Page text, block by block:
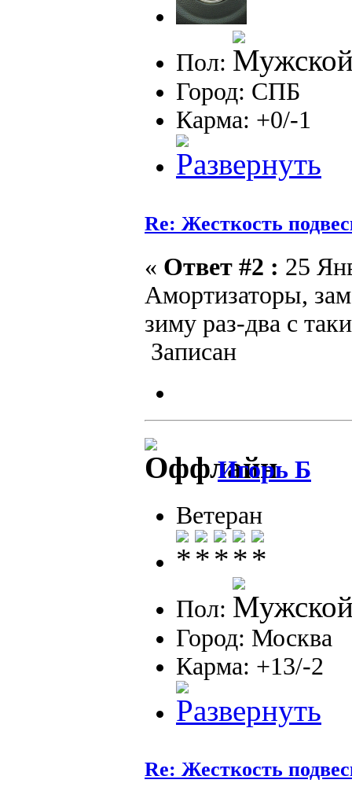
Пол:
Город: СПБ
Карма: +0/-1
Re: Жесткость
« Ответ #2 : 25
Амортизаторы,
зиму раз-два с
Записан
Игорь Б
Ветеран
Пол:
Город: Москва
Карма: +13/-2
Re: Жесткость